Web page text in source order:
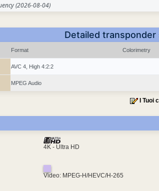
(2026-08-04)
Detailed
Format Colorimetry
AVC 4, High 4:2:2
MPEG Audio
I Tuoi
4K - Ultra HD
Video: MPEG-H/HEVC/H-265